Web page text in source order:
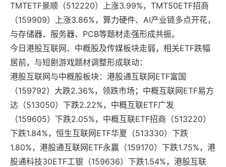
TMTETF景顺（512220）上涨3.99%，TMT50ETF招商
（159909）上涨3.86%，算力硬件、AI产业链多点开花，
与存储器、服务器、PCB等题材走强形成共振。
今日港股互联网、中概股及传媒板块走弱，相关ETF跌幅
居前，与短剧游戏题材调整形成联动：
港股互联网与中概股板块：港股通互联网ETF富国
（159792）大跌2.36%，领跌市场；中概互联网ETF易方
达（513050）下跌2.22%，中概互联ETF广发
（159605）下跌2.05%，中概互联ETF招商（513220）
下跌1.84%，恒生互联网ETF华夏（513330）下跌
1.80%，港股通互联网ETF永赢（159170）下跌1.75%，港
股通科技30ETF工银（159636）下跌1.54%，港股互联